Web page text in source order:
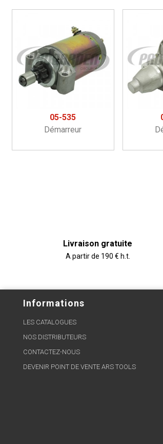
05-535
Démarreur
Livraison gratuite
A partir de 190 € h.t.
Informations
LES CATALOGUES
NOS DISTRIBUTEURS
CONTACTEZ-NOUS
DEVENIR POINT DE VENTE ARS TOOLS